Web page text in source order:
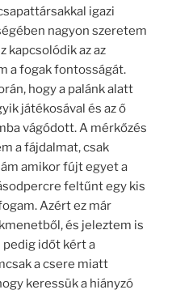
igazi
nagyon szeretem
kapcsolódik az az
a fogak fontosságát.
hogy a palánk alatt
játékosával és az ő
vágódott. A mérkőzés
a fájdalmat, csak
amikor fújt egyet a
feltűnt egy kis
Azért ez már
és jeleztem is
pedig időt kért a
a csere miatt
keressük a hiányzó